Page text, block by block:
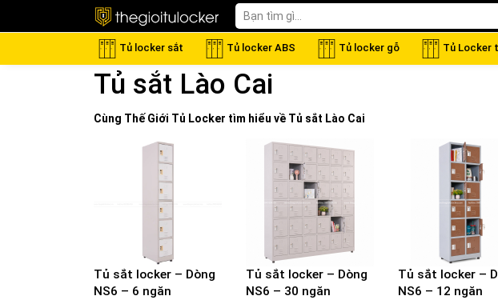
Tủ locker sắt Tủ locker ABS Tủ locker gỗ Tủ Locker
Tủ sắt Lào Cai
Cùng Thế Giới Tủ Locker tìm hiểu về Tủ sắt Lào Cai
Tủ sắt locker – Dòng
NS6 – 6 ngăn
Tủ sắt locker – Dòng
NS6 – 30 ngăn
Tủ sắt locker –
NS6 – 12 ngăn